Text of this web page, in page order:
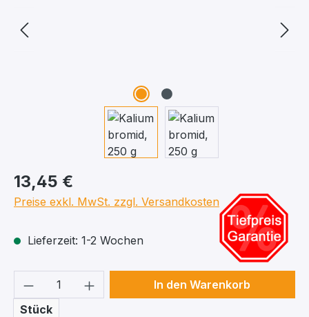
13,45 €
Preise exkl. MwSt. zzgl. Versandkosten
Lieferzeit: 1-2 Wochen
Produkt Anzahl: Gib den
Stück
In den Warenkorb